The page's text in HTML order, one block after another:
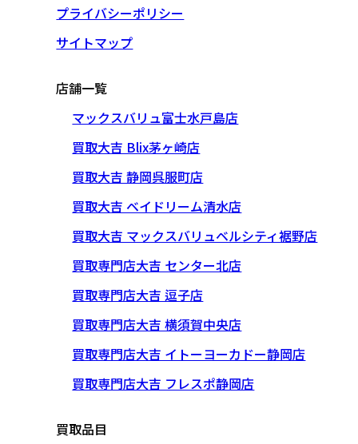
プライバシーポリシー
サイトマップ
店舗一覧
マックスバリュ富士水戸島店
買取大吉 Blix茅ヶ崎店
買取大吉 静岡呉服町店
買取大吉 ベイドリーム清水店
買取大吉 マックスバリュベルシティ裾野店
買取専門店大吉 センター北店
買取専門店大吉 逗子店
買取専門店大吉 横須賀中央店
買取専門店大吉 イトーヨーカドー静岡店
買取専門店大吉 フレスポ静岡店
買取品目